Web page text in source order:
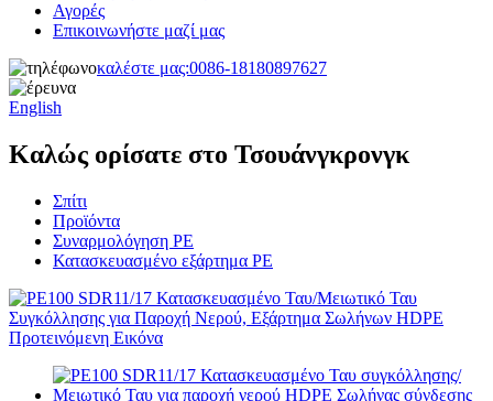
Αγορές
Επικοινωνήστε μαζί μας
καλέστε μας:0086-18180897627
English
Καλώς ορίσατε στο Τσουάνγκρονγκ
Σπίτι
Προϊόντα
Συναρμολόγηση PE
Κατασκευασμένο εξάρτημα PE